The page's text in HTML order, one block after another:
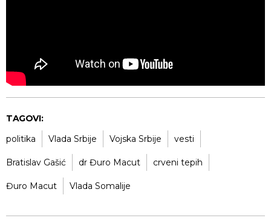
TAGOVI:
politika
Vlada Srbije Vojska Srbije vesti
Bratislav Gašić dr Đuro Macut crveni tepih
Đuro Macut Vlada Somalije